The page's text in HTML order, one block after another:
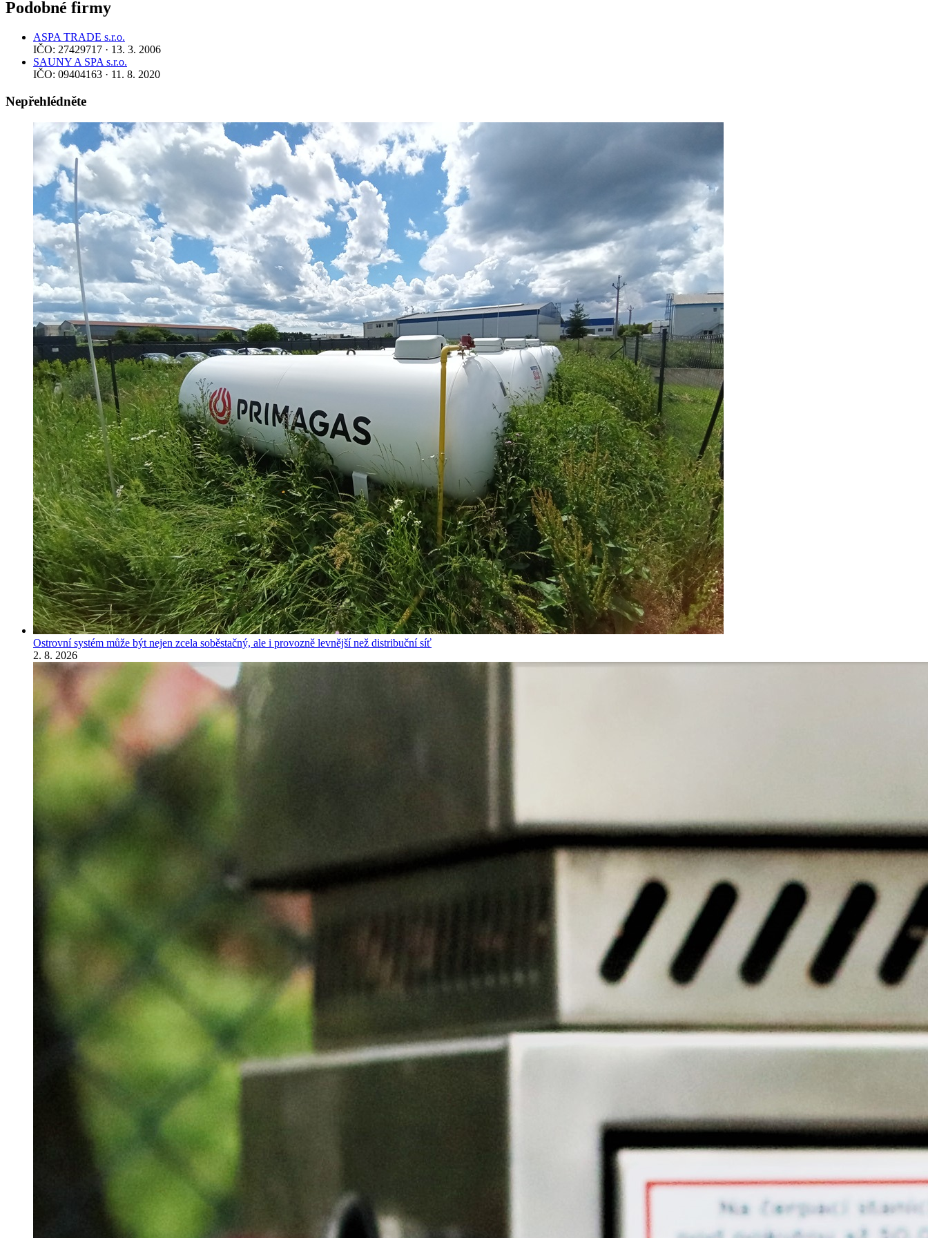
Podobné firmy
ASPA TRADE s.r.o.
IČO: 27429717 · 13. 3. 2006
SAUNY A SPA s.r.o.
IČO: 09404163 · 11. 8. 2020
Nepřehlédněte
Ostrovní systém může být nejen zcela soběstačný, ale i provozně levnější než distribuční síť
2. 8. 2026